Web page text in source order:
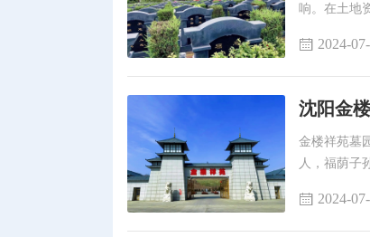
响。在土地
2024-
沈阳金
金楼祥苑墓
人，福荫子
2024-